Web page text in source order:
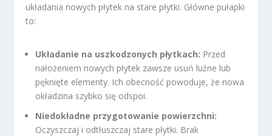
układania nowych płytek na stare płytki. Główne pułapki
to:
Układanie na uszkodzonych płytkach: Przed
nałożeniem nowych płytek zawsze usuń luźne lub
pęknięte elementy. Ich obecność powoduje, że nowa
okładzina szybko się odspoi.
Niedokładne przygotowanie powierzchni:
Oczyszczaj i odtłuszczaj stare płytki. Brak